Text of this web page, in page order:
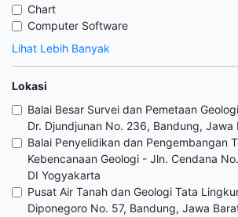
Chart
Computer Software
Lihat Lebih Banyak
Lokasi
Balai Besar Survei dan Pemetaan
Dr. Djundjunan No. 236, Bandung, Jawa
Balai Penyelidikan dan Pengembangan
Kebencanaan Geologi - Jln. Cendana
DI Yogyakarta
Pusat Air Tanah dan Geologi Tata
Diponegoro No. 57, Bandung, Jawa